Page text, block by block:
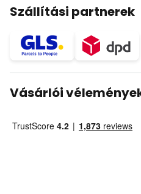
Szállítási partnerek
Vásárlói